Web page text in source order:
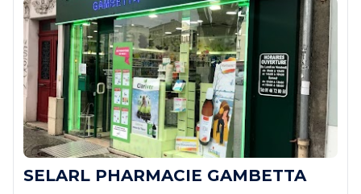
SELARL PHARMACIE GAMBETTA